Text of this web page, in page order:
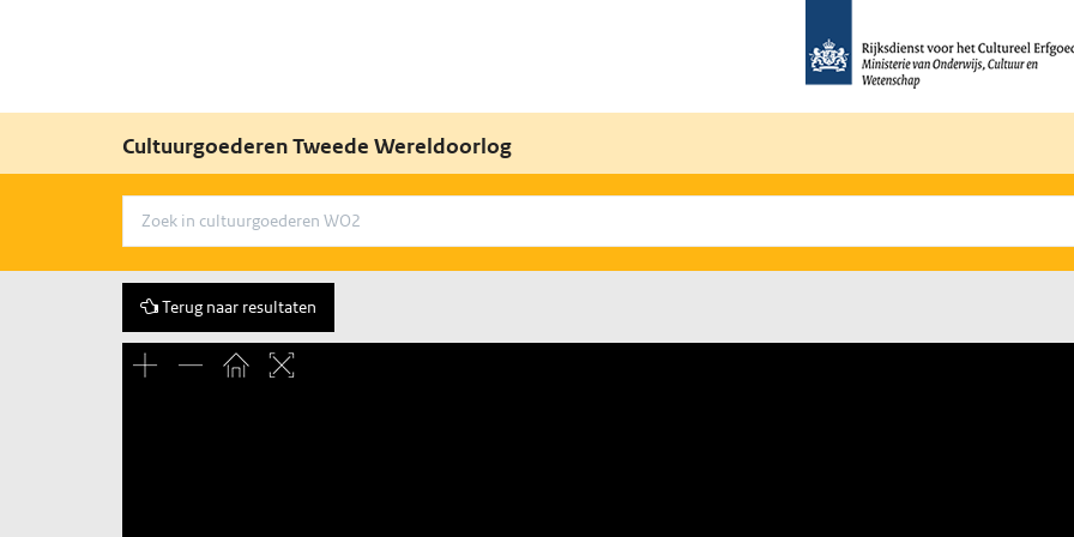
Cultuurgoederen Tweede Wereldoorlog
Terug naar resultaten